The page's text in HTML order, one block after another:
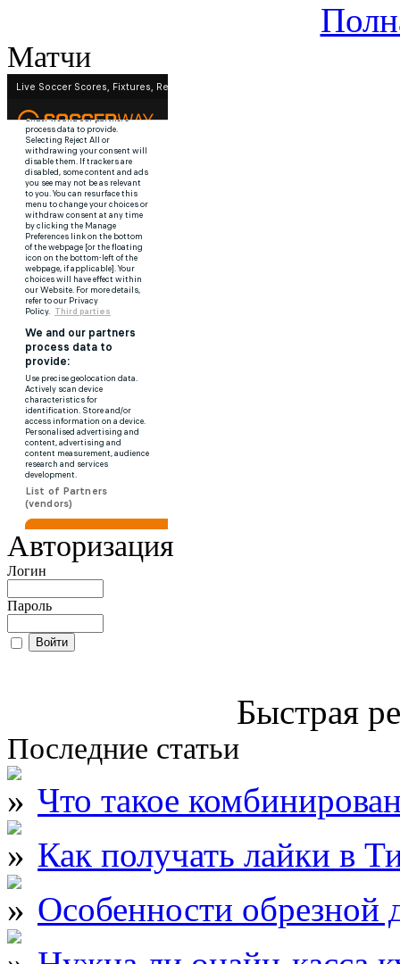
Матчи
Авторизация
Логин
Пароль
Быстрая
Последние статьи
Что такое
Как получать лайки в
Особенности обрезной